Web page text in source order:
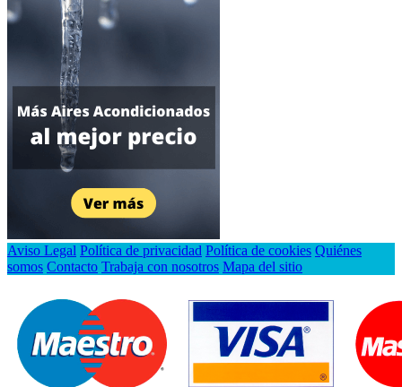
Aviso Legal Política de privacidad Política de cookies Quiénes
somos Contacto Trabaja con nosotros Mapa del sitio